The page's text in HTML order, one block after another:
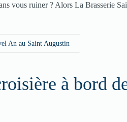
vous ruiner ? Alors La Brasserie
An au Saint Augustin
à bord